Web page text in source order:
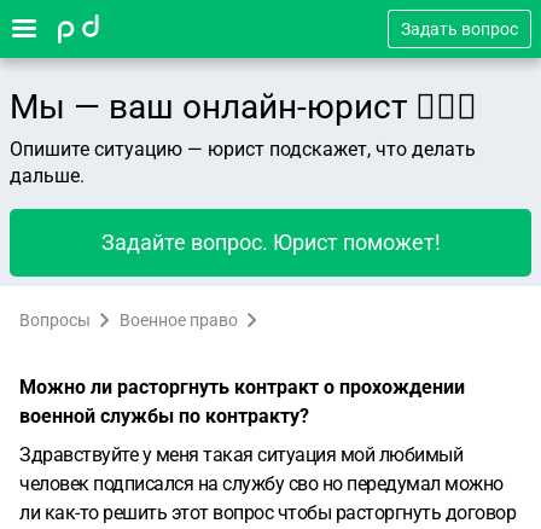
Задать вопрос
Мы — ваш онлайн-юрист 👨🏻‍⚖️
Опишите ситуацию — юрист подскажет, что делать
дальше.
Задайте вопрос. Юрист поможет!
Вопросы Военное право
Можно ли расторгнуть контракт о прохождении
военной службы по контракту?
Здравствуйте у меня такая ситуация мой любимый
человек подписался на службу сво но передумал можно
ли как-то решить этот вопрос чтобы расторгнуть договор